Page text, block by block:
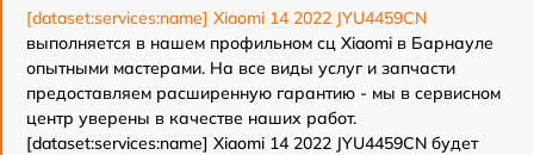
[dataset:services:name] Xiaomi 14 2022 JYU4459CN
выполняется в нашем профильном сц Xiaomi в Барнауле
опытными мастерами. На все виды услуг и запчасти
предоставляем расширенную гарантию - мы в сервисном
центр уверены в качестве наших работ.
[dataset:services:name] Xiaomi 14 2022 JYU4459CN будет